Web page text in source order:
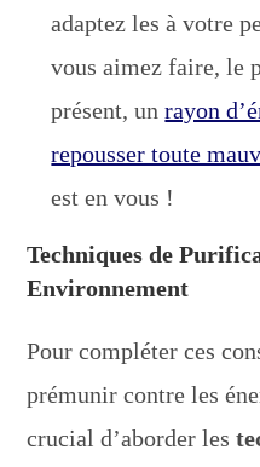
adaptez les à votre
vous aimez faire, le
présent, unrayon
repousser toute
est en vous !
Techniques de
Environnement
Pour compléter ces
prémunir contre les
crucial d’aborder les